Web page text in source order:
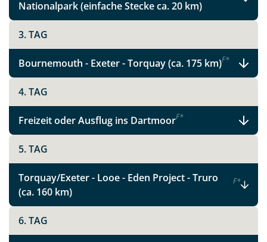
Instagram
WhatsApp
Telegram
Link kopieren
Nationalpark (einfache Stecke ca. 20 km)
3. TAG
Bournemouth - Exeter - Torquay (ca. 175 km)F*
4. TAG
Freizeit oder Ausflug ins DartmoorF*
5. TAG
Torquay/Exeter - Looe - Eden Project - Truro
(ca. 160 km)
F*
6. TAG